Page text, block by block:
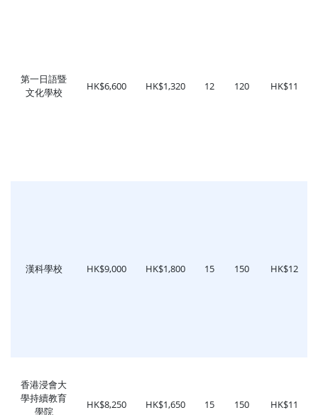
第一日語暨
文化學校
HK$6,600 HK$1,320 12 120 HK$11
漢科學校 HK$9,000 HK$1,800 15 150 HK$12
香港浸會大
學持續教育
學院
HK$8,250 HK$1,650 15 150 HK$11